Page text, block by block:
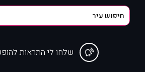
שלחו לי התראות